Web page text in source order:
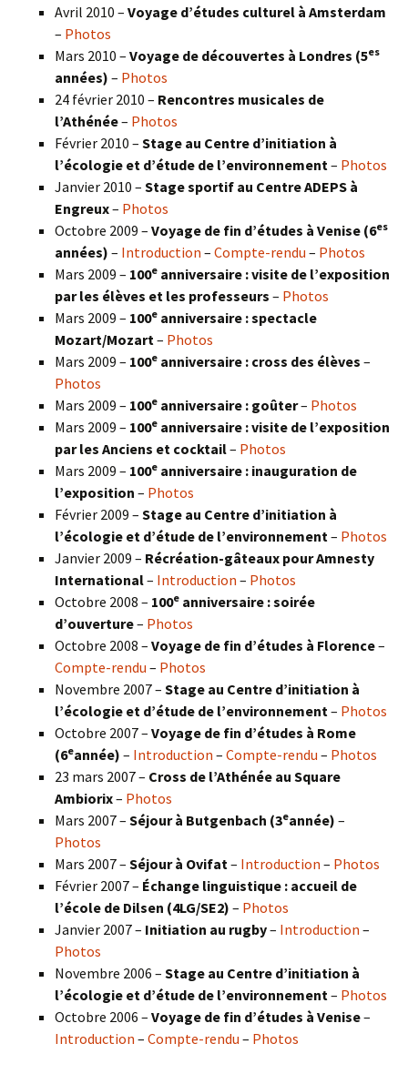
Avril 2010 – Voyage d’études culturel à Amsterdam
– Photos
Mars 2010 – Voyage de découvertes à Londres (5es
années) – Photos
24 février 2010 – Rencontres musicales de
l’Athénée– Photos
Février 2010 – Stage au Centre d’initiation à
l’écologie et d’étude de l’environnement – Photos
Janvier 2010 – Stage sportif au Centre ADEPS à
Engreux– Photos
Octobre 2009 – Voyage de fin d’études à Venise (6es
années) – Introduction – Compte-rendu – Photos
Mars 2009 – 100e anniversaire : visite de l’exposition
par les élèves et les professeurs – Photos
Mars 2009 – 100e anniversaire : spectacle
Mozart/Mozart – Photos
Mars 2009 – 100e anniversaire : cross des élèves –
Photos
Mars 2009 – 100e anniversaire : goûter– Photos
Mars 2009 – 100e anniversaire : visite de l’exposition
par les Anciens et cocktail– Photos
Mars 2009 – 100e anniversaire : inauguration de
l’exposition – Photos
Février 2009 – Stage au Centre d’initiation à
l’écologie et d’étude de l’environnement – Photos
Janvier 2009 – Récréation-gâteaux pour Amnesty
International– Introduction – Photos
Octobre 2008 – 100e anniversaire : soirée
d’ouverture– Photos
Octobre 2008 – Voyage de fin d’études à Florence–
Compte-rendu – Photos
Novembre 2007 – Stage au Centre d’initiation à
l’écologie et d’étude de l’environnement – Photos
Octobre 2007 – Voyage de fin d’études à Rome
(6eannée) – Introduction – Compte-rendu – Photos
23 mars 2007 – Cross de l’Athénée au Square
Ambiorix– Photos
Mars 2007 – Séjour à Butgenbach (3eannée) –
Photos
Mars 2007 – Séjour à Ovifat – Introduction – Photos
Février 2007 – Échange linguistique : accueil de
l’école de Dilsen (4LG/SE2) – Photos
Janvier 2007 – Initiation au rugby– Introduction –
Photos
Novembre 2006 – Stage au Centre d’initiation à
l’écologie et d’étude de l’environnement – Photos
Octobre 2006 – Voyage de fin d’études à Venise–
Introduction – Compte-rendu – Photos